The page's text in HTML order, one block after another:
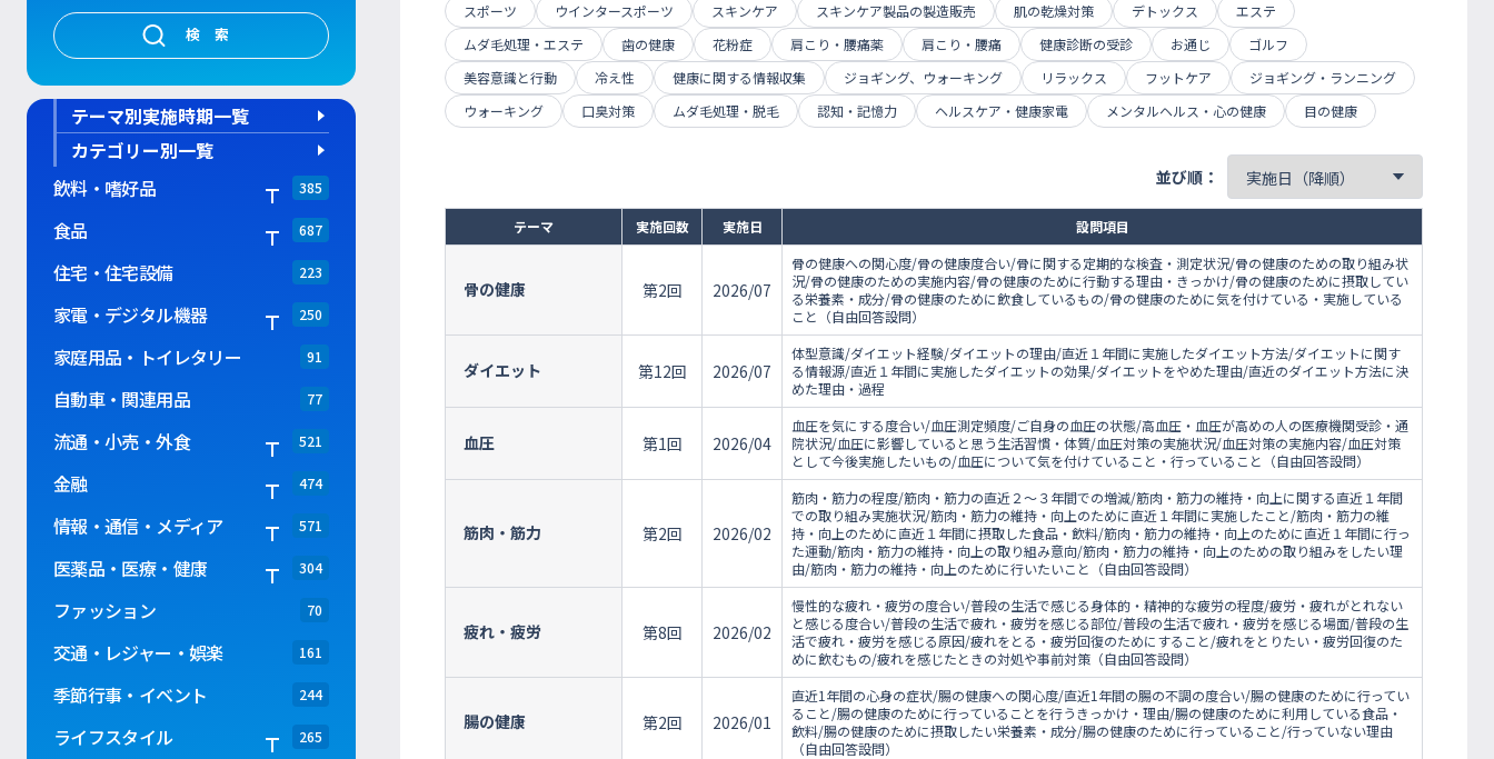
検索
テーマ別実施時期一覧
カテゴリー別一覧
飲料・嗜好品
385
食品 687
住宅・住宅設備 223
家電・デジタル機器 250
家庭用品・トイレタリー 91
自動車・関連用品 77
流通・小売・外食 521
金融 474
情報・通信・メディア 571
医薬品・医療・健康 304
ファッション 70
交通・レジャー・娯楽 161
季節行事・イベント 244
ライフスタイル 265
スポーツ
ウインタースポーツ スキンケア スキンケア製品の製造販売 肌の乾燥対策 デトックス
エステ
ムダ毛処理・エステ
歯の健康 花粉症 肩こり・腰痛薬 肩こり・腰痛 健康診断の受診 お通じ
ゴルフ
美容意識と行動
冷え性 健康に関する情報収集 ジョギング、ウォーキング リラックス フットケア
ジョギング・ランニング
ウォーキング
口臭対策 ムダ毛処理・脱毛 認知・記憶力 ヘルスケア・健康家電 メンタルヘルス・心の健康 目の健康
並び順：
テーマ 実施回数 実施日 設問項目
骨の健康 第2回 2026/07
骨の健康への関心度/骨の健康度合い/骨に関する定期的な検査・測定状況/骨の健康のための取り組み状
況/骨の健康のための実施内容/骨の健康のために行動する理由・きっかけ/骨の健康のために摂取してい
る栄養素・成分/骨の健康のために飲食しているもの/骨の健康のために気を付けている・実施している
こと（自由回答設問）
ダイエット 第12回 2026/07
体型意識/ダイエット経験/ダイエットの理由/直近１年間に実施したダイエット方法/ダイエットに関す
る情報源/直近１年間に実施したダイエットの効果/ダイエットをやめた理由/直近のダイエット方法に決
めた理由・過程
血圧 第1回 2026/04
血圧を気にする度合い/血圧測定頻度/ご自身の血圧の状態/高血圧・血圧が高めの人の医療機関受診・通
院状況/血圧に影響していると思う生活習慣・体質/血圧対策の実施状況/血圧対策の実施内容/血圧対策
として今後実施したいもの/血圧について気を付けていること・行っていること（自由回答設問）
筋肉・筋力 第2回 2026/02
筋肉・筋力の程度/筋肉・筋力の直近２～３年間での増減/筋肉・筋力の維持・向上に関する直近１年間
での取り組み実施状況/筋肉・筋力の維持・向上のために直近１年間に実施したこと/筋肉・筋力の維
持・向上のために直近１年間に摂取した食品・飲料/筋肉・筋力の維持・向上のために直近１年間に行っ
た運動/筋肉・筋力の維持・向上の取り組み意向/筋肉・筋力の維持・向上のための取り組みをしたい理
由/筋肉・筋力の維持・向上のために行いたいこと（自由回答設問）
疲れ・疲労 第8回 2026/02
慢性的な疲れ・疲労の度合い/普段の生活で感じる身体的・精神的な疲労の程度/疲労・疲れがとれない
と感じる度合い/普段の生活で疲れ・疲労を感じる部位/普段の生活で疲れ・疲労を感じる場面/普段の生
活で疲れ・疲労を感じる原因/疲れをとる・疲労回復のためにすること/疲れをとりたい・疲労回復のた
めに飲むもの/疲れを感じたときの対処や事前対策（自由回答設問）
腸の健康 第2回 2026/01
直近1年間の心身の症状/腸の健康への関心度/直近1年間の腸の不調の度合い/腸の健康のために行ってい
ること/腸の健康のために行っていることを行うきっかけ・理由/腸の健康のために利用している食品・
飲料/腸の健康のために摂取したい栄養素・成分/腸の健康のために行っていること/行っていない理由
（自由回答設問）